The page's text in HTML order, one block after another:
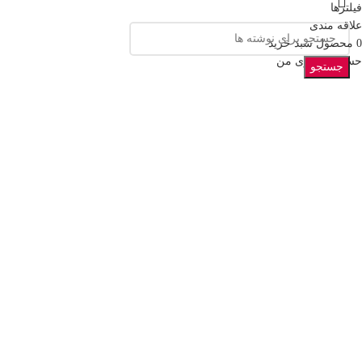
جستجو
فیلترها
علاقه مندی
0 محصول سبد خرید
حساب کاربری من